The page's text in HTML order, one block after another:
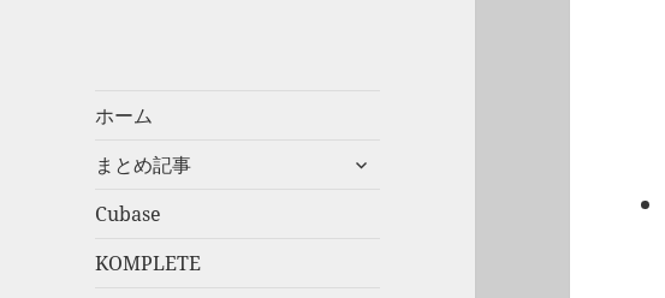
ホーム
まとめ記事
サ
Cubase
KOMPLETE